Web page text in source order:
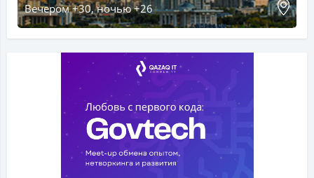
Вечером +30, ночью +26